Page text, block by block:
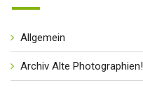
Allgemein
Archiv Alte Photographien!